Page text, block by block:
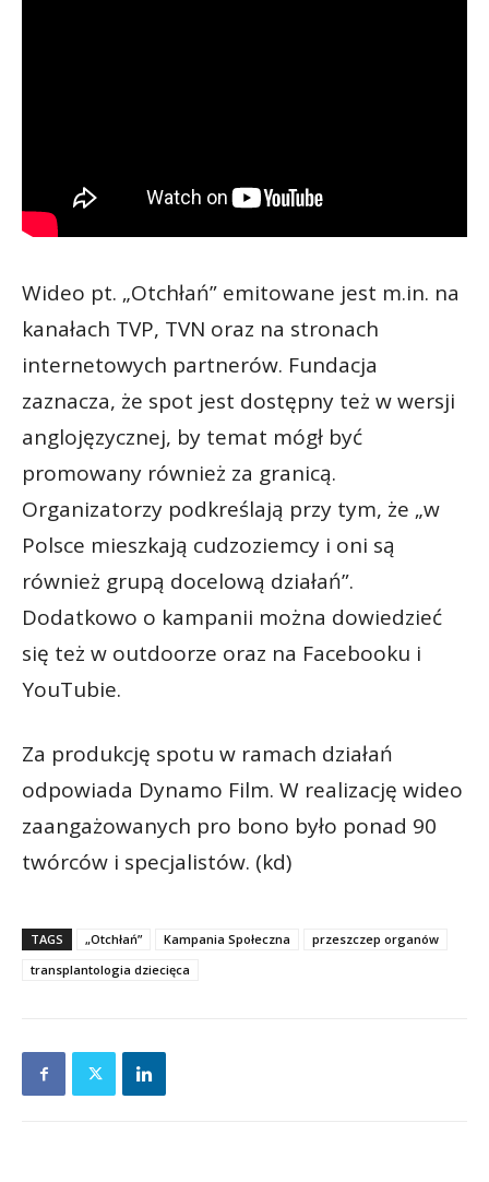
Wideo pt. „Otchłań” emitowane jest m.in. na
kanałach TVP, TVN oraz na stronach
internetowych partnerów. Fundacja
zaznacza, że spot jest dostępny też w wersji
anglojęzycznej, by temat mógł być
promowany również za granicą.
Organizatorzy podkreślają przy tym, że „w
Polsce mieszkają cudzoziemcy i oni są
również grupą docelową działań”.
Dodatkowo o kampanii można dowiedzieć
się też w outdoorze oraz na Facebooku i
YouTubie.
Za produkcję spotu w ramach działań
odpowiada Dynamo Film. W realizację wideo
zaangażowanych pro bono było ponad 90
twórców i specjalistów. (kd)
TAGS „Otchłań” Kampania Społeczna
przeszczep organów
transplantologia dziecięca